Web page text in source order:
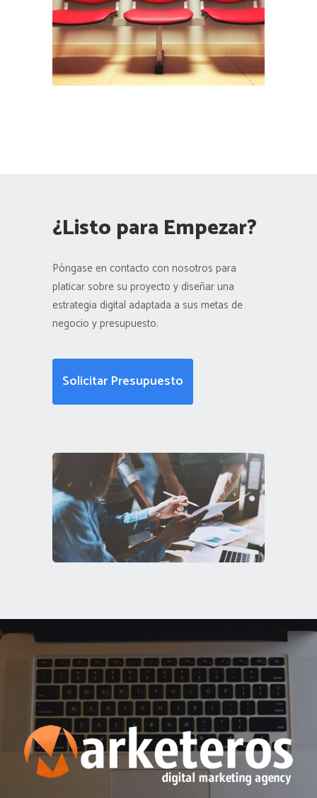
¿Listo para Empezar?
Póngase en contacto con nosotros para
platicar sobre su proyecto y diseñar una
estrategia digital adaptada a sus metas de
negocio y presupuesto.
Solicitar Presupuesto